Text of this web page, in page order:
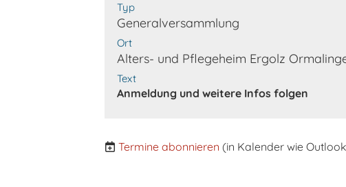
Typ
Generalversammlung
Ort
Alters- und Pflegeheim Ergolz
Text
Anmeldung und weitere Infos folgen
Termine abonnieren (in Kalender wie